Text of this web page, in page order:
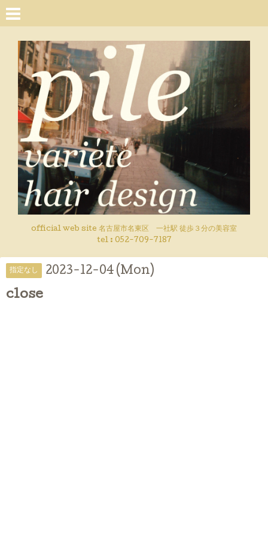
official web site 名古屋市名東区 一社駅 徒歩３分の美容室
tel : 052-709-7187
指定なし 2023-12-04 (Mon)
close